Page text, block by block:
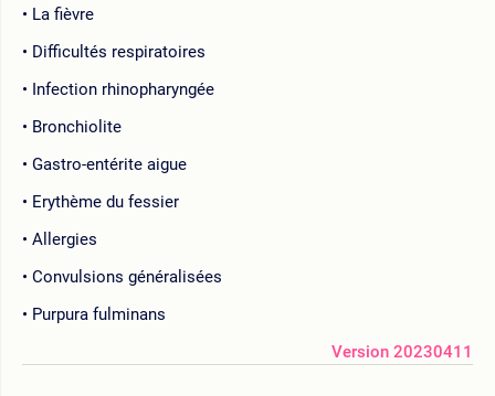
La fièvre
Difficultés respiratoires
Infection rhinopharyngée
Bronchiolite
Gastro-entérite aigue
Erythème du fessier
Allergies
Convulsions généralisées
Purpura fulminans
Version 20230411